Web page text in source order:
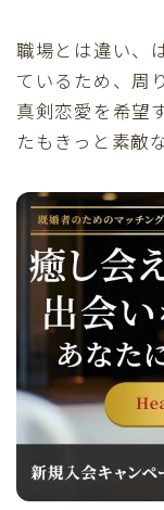
職場とは違い、
ているため、周
真剣恋愛を希望
たもきっと素敵